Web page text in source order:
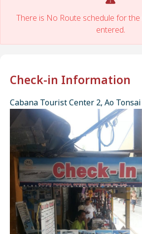
There is No Route schedule for
entered.
Check-in Information
Cabana Tourist Center 2, Ao Tonsai